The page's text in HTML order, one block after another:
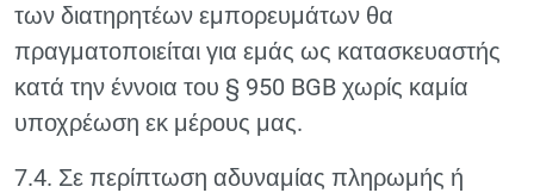
των διατηρητέων εμπορευμάτων θα
πραγματοποιείται για εμάς ως κατασκευαστής
κατά την έννοια του § 950 BGB χωρίς καμία
υποχρέωση εκ μέρους μας.
7.4. Σε περίπτωση αδυναμίας πληρωμής ή